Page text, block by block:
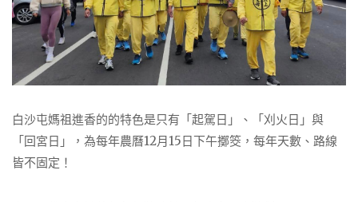
白沙屯媽祖進香的的特色是只有「起駕日」、「刈火日」與
「回宮日」，為每年農曆12月15日下午擲筊，每年天數、路線
皆不固定！